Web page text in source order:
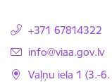
+371 67814322
E-pasts:
info@viaa.gov.lv
Vaļņu iela 1 (3.-